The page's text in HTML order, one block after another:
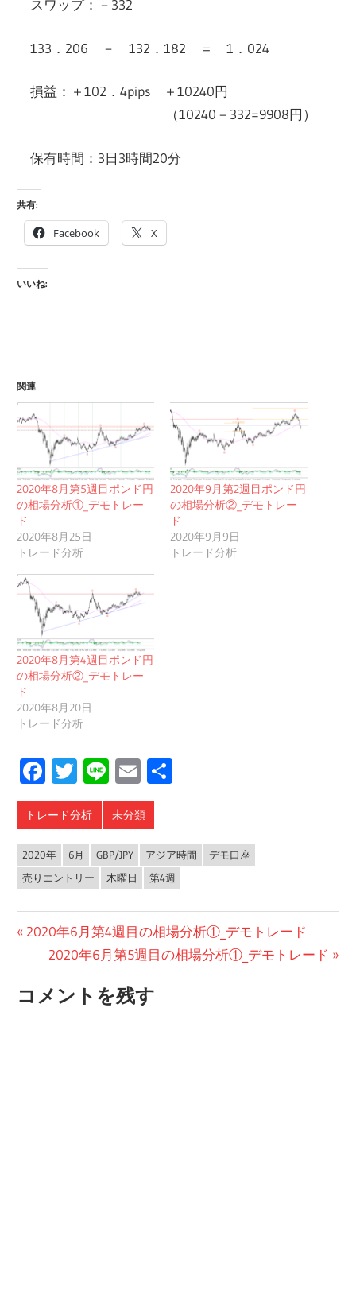
スワップ：－332
133．206 － 132．182 ＝ 1．024
損益：＋102．4pips ＋10240円
（10240－332=9908円）
保有時間：3日3時間20分
共有:
Facebook X
いいね:
関連
2020年8月第5週目ポンド円
の相場分析①_デモトレー
ド
2020年8月25日
トレード分析
2020年9月第2週目ポンド円
の相場分析②_デモトレー
ド
2020年9月9日
トレード分析
2020年8月第4週目ポンド円
の相場分析②_デモトレー
ド
2020年8月20日
トレード分析
Facebook
Twitter
LineEmail
トレード分析 未分類
2020年 6月 GBP/JPY アジア時間
デモ口座
売りエントリー
木曜日 第4週
投
ナ
前
稿:
2020年6月第4週目の相場分析①_デモトレード
次
投
2020年6月第5週目の相場分析①_デモトレード
コメントを残す